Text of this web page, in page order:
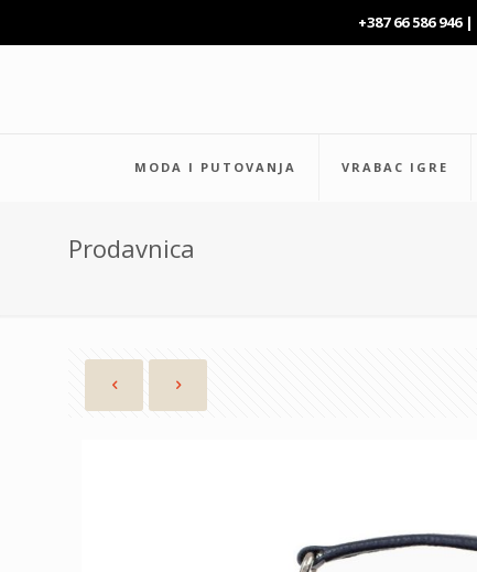
+387 66 586 946 |
MODA I PUTOVANJA VRABAC IGRE
Prodavnica